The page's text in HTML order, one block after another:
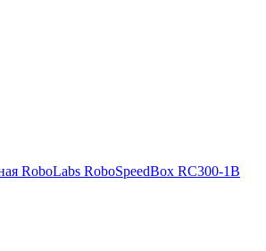
RoboLabs RoboSpeedBox RC300-1B